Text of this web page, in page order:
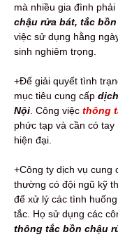
mà nhiều gia đình phải
chậu rửa bát, tắc
việc sử dụng hằng
sinh nghiêm trọng.
+Để giải quyết tình
mục tiêu cung cấp
Nội Công việc thông
phức tạp và cần có
hiện đại.
+Công ty dịch vụ cung
thường có đội ngũ kỹ
để xử lý các tình
tắc. Họ sử dụng các
thông tắc bồn chậu